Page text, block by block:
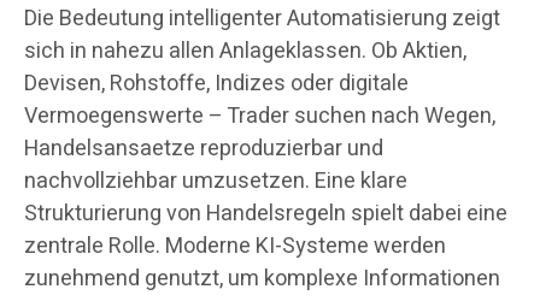
Die Bedeutung intelligenter Automatisierung zeigt
sich in nahezu allen Anlageklassen. Ob Aktien,
Devisen, Rohstoffe, Indizes oder digitale
Vermoegenswerte – Trader suchen nach Wegen,
Handelsansaetze reproduzierbar und
nachvollziehbar umzusetzen. Eine klare
Strukturierung von Handelsregeln spielt dabei eine
zentrale Rolle. Moderne KI-Systeme werden
zunehmend genutzt, um komplexe Informationen